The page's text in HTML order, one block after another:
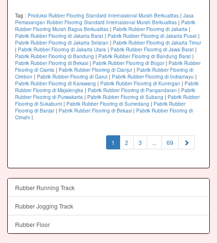
Tag : Produksi Rubber Flooring Standard Internasional Murah Berkualitas | Jasa
Pemasangan Rubber Flooring Standard Internasional Murah Berkualitas | Pabrik
Rubber Flooring Murah Bagus Berkualitas | Pabrik Rubber Flooring di Jakarta |
Pabrik Rubber Flooring di Jakarta Barat | Pabrik Rubber Flooring di Jakarta Pusat |
Pabrik Rubber Flooring di Jakarta Selatan | Pabrik Rubber Flooring di Jakarta Timur
| Pabrik Rubber Flooring di Jakarta Utara | Pabrik Rubber Flooring di Jawa Barat |
Pabrik Rubber Flooring di Bandung | Pabrik Rubber Flooring di Bandung Barat |
Pabrik Rubber Flooring di Bekasi | Pabrik Rubber Flooring di Bogor| Pabrik Rubber
Flooring di Ciamis | Pabrik Rubber Flooring di Cianjur| Pabrik Rubber Flooring di
Cirebon | Pabrik Rubber Flooring di Garut | Pabrik Rubber Flooring di Indramayu |
Pabrik Rubber Flooring di Karawang | Pabrik Rubber Flooring di Kuningan | Pabrik
Rubber Flooring di Majalengka | Pabrik Rubber Flooring di Pangandaran | Pabrik
Rubber Flooring di Purwakarta | Pabrik Rubber Flooring di Subang | Pabrik Rubber
Flooring di Sukabumi | Pabrik Rubber Flooring di Sumedang | Pabrik Rubber
Flooring di Banjar| Pabrik Rubber Flooring di Bekasi | Pabrik Rubber Flooring di
Cimahi |
1 (current)
2 3 ... 69
Rubber Running Track
Rubber Jogging Track
Rubber Floor